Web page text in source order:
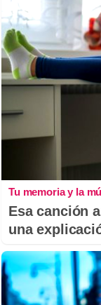
Tu memoria y la
Esa canción
una